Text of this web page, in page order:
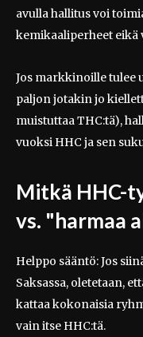
avulla hallitus voi
kemikaaliperheet eikä
Jos markkinoille tulee
paljon jotakin jo
muistuttaa THC:tä),
vuoksi HHC ja sen
Mitkä HHC-
vs. "harmaa
Helppo sääntö: Jos
Saksassa, oletetaan,
kattaa kokonaisia
vain itse HHC:tä.